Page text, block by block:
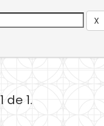
de 1.